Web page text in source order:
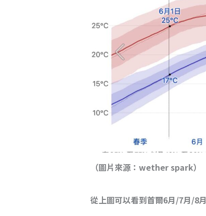
（圖片來源：wether spark）
從上圖可以看到首爾6月/7月/8